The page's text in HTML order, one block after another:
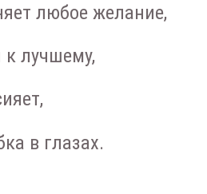
любое желание,
лучшему,
в глазах.